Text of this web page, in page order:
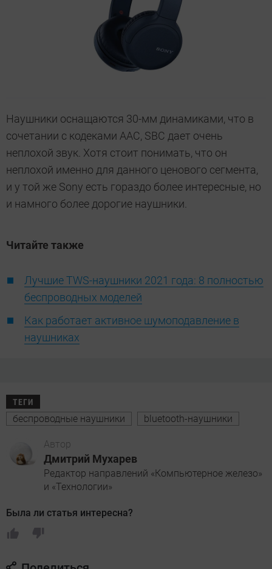
Наушники оснащаются 30-мм динамиками, что в
сочетании с кодеками AAC, SBC дает очень
неплохой звук. Хотя стоит понимать, что он
неплохой именно для данного ценового сегмента,
и у той же Sony есть гораздо более интересные, но
и намного более дорогие наушники.
Читайте также
Лучшие TWS-наушники 2021 года: 8 полностью
беспроводных моделей
Как работает активное шумоподавление в
наушниках
ТЕГИ
беспроводные наушники bluetooth-наушники
Автор
Дмитрий Мухарев
Редактор направлений «Компьютерное железо»
и «Технологии»
Была ли статья интересна?